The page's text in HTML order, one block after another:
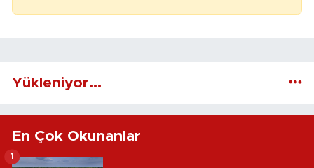
Yükleniyor...
En Çok Okunanlar
1